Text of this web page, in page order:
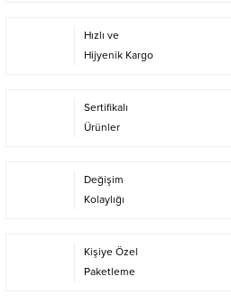
Hızlı ve
Hijyenik Kargo
Sertifikalı
Ürünler
Değişim
Kolaylığı
Kişiye Özel
Paketleme